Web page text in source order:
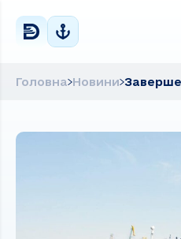
Головна Новини